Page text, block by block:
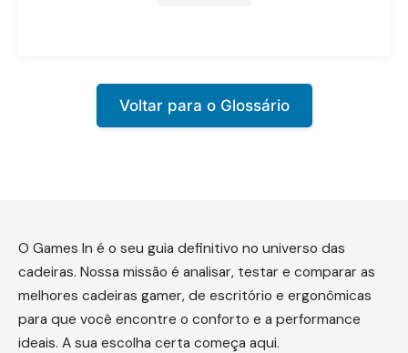
Voltar para o Glossário
O Games In é o seu guia definitivo no universo das
cadeiras. Nossa missão é analisar, testar e comparar as
melhores cadeiras gamer, de escritório e ergonômicas
para que você encontre o conforto e a performance
ideais. A sua escolha certa começa aqui.